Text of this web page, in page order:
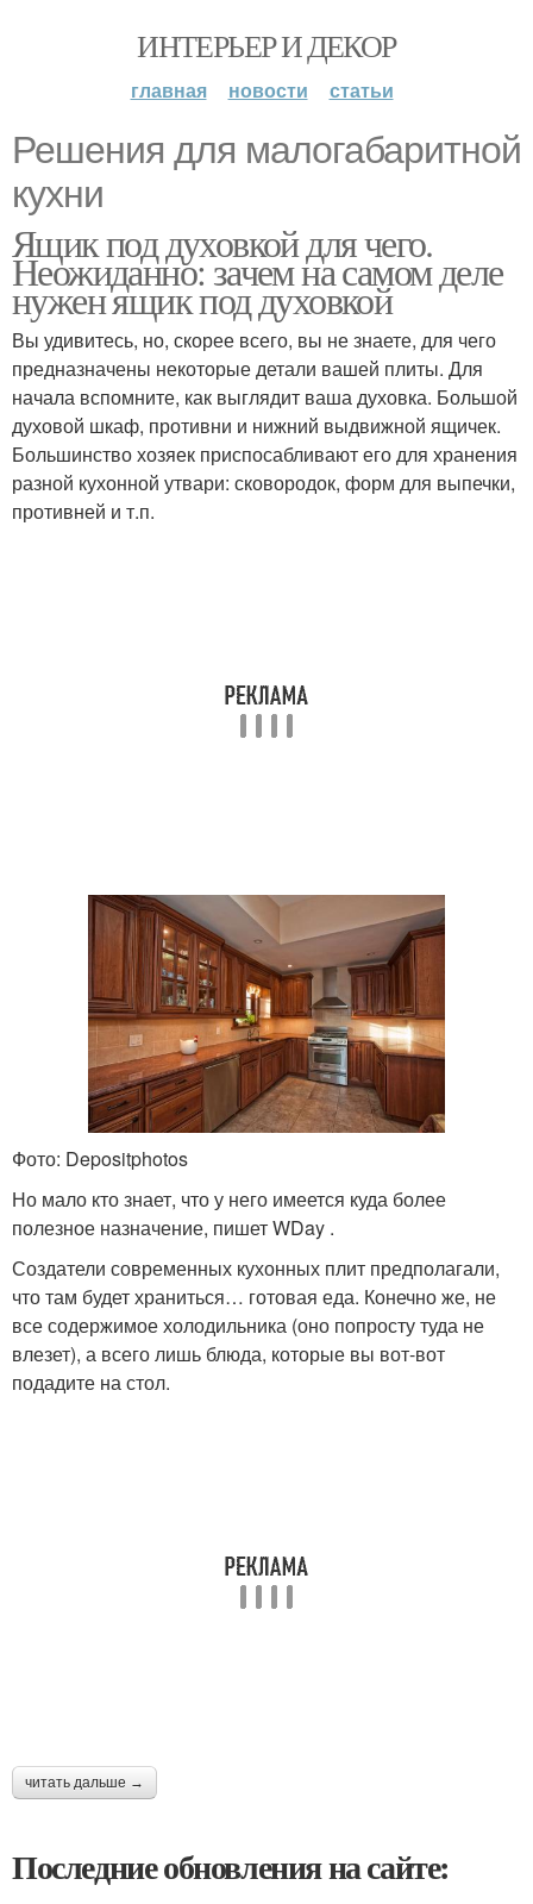
ИНТЕРЬЕР И ДЕКОР
главная новости статьи
Решения для малогабаритной
кухни
Ящик под духовкой для чего.
Неожиданно: зачем на самом деле
нужен ящик под духовкой
Вы удивитесь, но, скорее всего, вы не знаете, для чего
предназначены некоторые детали вашей плиты. Для
начала вспомните, как выглядит ваша духовка. Большой
духовой шкаф, противни и нижний выдвижной ящичек.
Большинство хозяек приспосабливают его для хранения
разной кухонной утвари: сковородок, форм для выпечки,
противней и т.п.
Фото: Depositphotos
Но мало кто знает, что у него имеется куда более
полезное назначение, пишет WDay .
Создатели современных кухонных плит предполагали,
что там будет храниться… готовая еда. Конечно же, не
все содержимое холодильника (оно попросту туда не
влезет), а всего лишь блюда, которые вы вот-вот
подадите на стол.
читать дальше →
Последние обновления на сайте: